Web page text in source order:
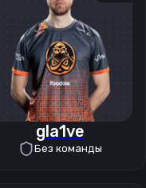
gla1ve
Без команды